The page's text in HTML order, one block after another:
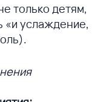
только детям,
«и услаждение,